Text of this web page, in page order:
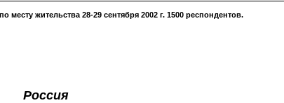
месту жительства 28-29 сентября 2002 г. 1500 респондентов.
Россия